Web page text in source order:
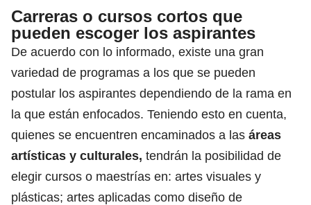
Carreras o cursos cortos que
pueden escoger los aspirantes
De acuerdo con lo informado, existe una gran
variedad de programas a los que se pueden
postular los aspirantes dependiendo de la rama en
la que están enfocados. Teniendo esto en cuenta,
quienes se encuentren encaminados a las áreas
artísticas y culturales, tendrán la posibilidad de
elegir cursos o maestrías en: artes visuales y
plásticas; artes aplicadas como diseño de